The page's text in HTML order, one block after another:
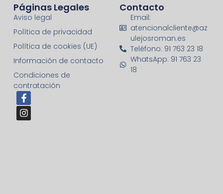
Páginas Legales
Aviso legal
Política de privacidad
Política de cookies (UE)
Información de contacto
Condiciones de
contratación
Contacto
Email:
atencionalcliente@az
ulejosroman.es
Teléfono: 91 763 23 18
WhatsApp: 91 763 23
18
F
a
c
e
I
n
s
t